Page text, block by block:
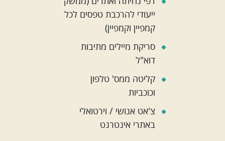
ייעודי להרכבת טפסים לכל
קמפיין וקמפיין)
סריקת מיילים מתיבות
דוא"ל
קליטה ממס' טלפון
וכוכביות
צ'אט אנושי / וירטואלי
באתרי אינטרנט